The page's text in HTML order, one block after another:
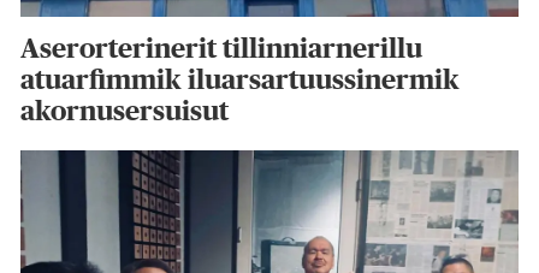
Aserorterinerit tillinniarnerillu
atuarfimmik iluarsartuussinermik
akornusersuisut